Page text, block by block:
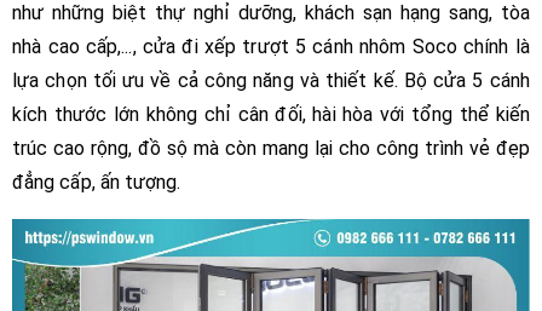
như những biệt thự nghỉ dưỡng, khách sạn hạng sang, tòa
nhà cao cấp,..., cửa đi xếp trượt 5 cánh nhôm Soco chính là
lựa chọn tối ưu về cả công năng và thiết kế. Bộ cửa 5 cánh
kích thước lớn không chỉ cân đối, hài hòa với tổng thể kiến
trúc cao rộng, đồ sộ mà còn mang lại cho công trình vẻ đẹp
đẳng cấp, ấn tượng.